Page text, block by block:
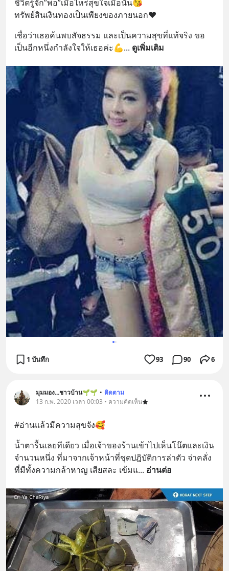
ชีวิตรู้จัก”พอ”เมื่อไหร่สุขใจเมื่อนั้น😘
ทรัพย์สินเงินทองเป็นเพียงของภายนอก❤️
เชื่อว่าเธอค้นพบสัจธรรม และเป็นความสุขที่แท้จริง ขอ
เป็นอีกหนึ่งกำลังใจให้เธอค่ะ💪... ดูเพิ่มเติม
1 บันทึก 93 90 6
มุมมอง...ชาวบ้าน🌱🌱 • ติดตาม
13 ก.พ. 2020 เวลา 00:03 • ความคิดเห็น
#อ่านแล้วมีความสุขจัง🥰
น้ำตารื้นเลยทีเดียว เมื่อเจ้าของร้านเข้าไปเห็นโน๊ตและเงิน
จำนวนหนึ่ง ที่มาจากเจ้าหน้าที่ชุดปฎิบัติการล่าตัว จ่าคลั่ง
ที่มีทั้งความกล้าหาญ เสียสละ เข้มแ... อ่านต่อ